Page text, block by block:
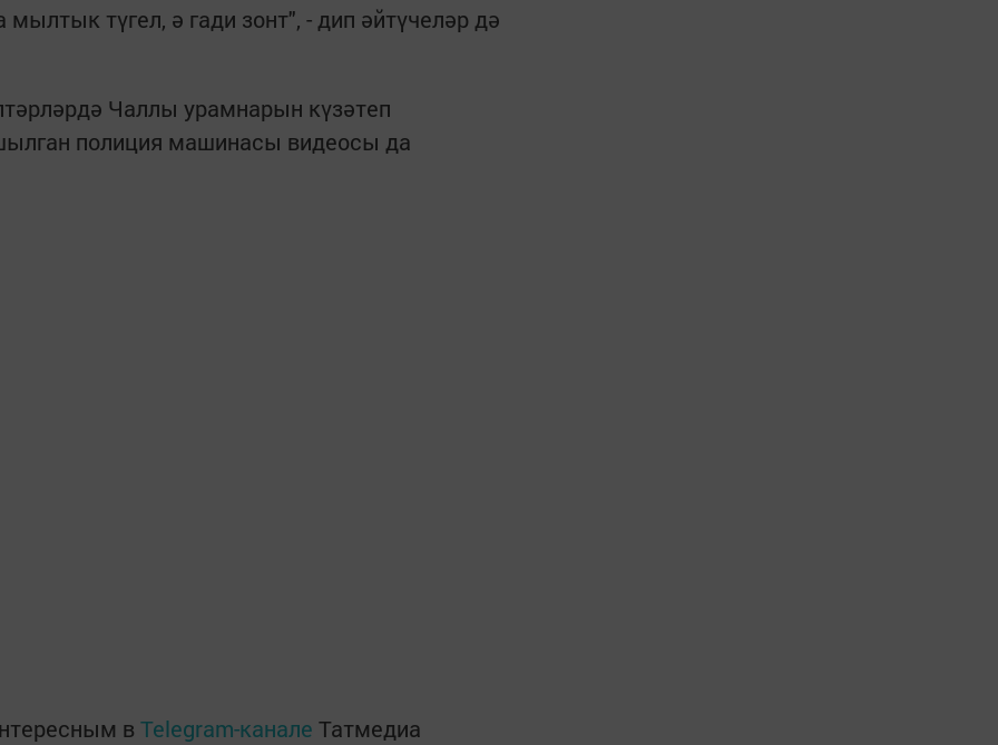
түгел, ә гади зонт", - дип әйтүчеләр дә
Чаллы урамнарын күзәтеп
полиция машинасы видеосы да
в Telegram-канале Татмедиа